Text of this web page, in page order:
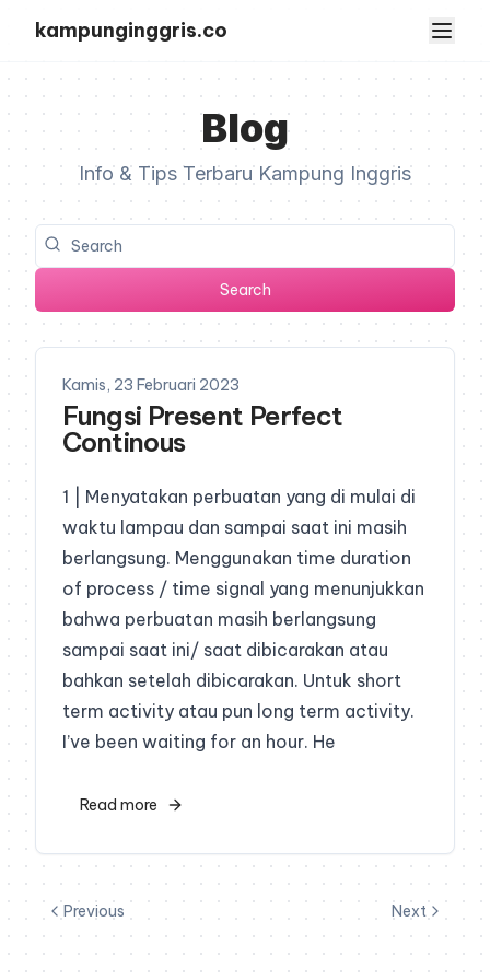
kampunginggris.co
Blog
Info & Tips Terbaru Kampung Inggris
Search
Kamis, 23 Februari 2023
Fungsi Present Perfect
Continous
1 | Menyatakan perbuatan yang di mulai di
waktu lampau dan sampai saat ini masih
berlangsung. Menggunakan time duration
of process / time signal yang menunjukkan
bahwa perbuatan masih berlangsung
sampai saat ini/ saat dibicarakan atau
bahkan setelah dibicarakan. Untuk short
term activity atau pun long term activity.
I’ve been waiting for an hour. He
Read more
Previous Next